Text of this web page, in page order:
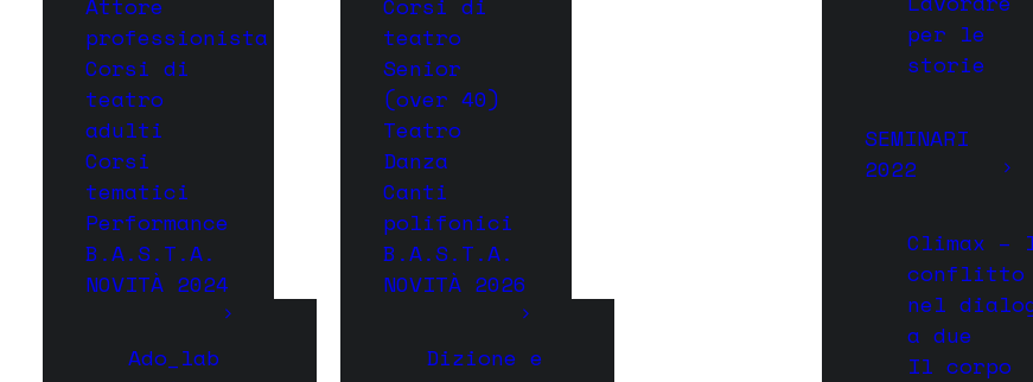
professionista
Corsi di
teatro
adulti
Corsi
tematici
Performance
B.A.S.T.A.
NOVITÀ 2024
Ado_lab
teatro
Senior
(over 40)
Teatro
Danza
Canti
polifonici
B.A.S.T.A.
NOVITÀ 2026
Dizione e
per le
storie
SEMINARI
2022
Climax –
conflitto
nel
a due
Il corpo